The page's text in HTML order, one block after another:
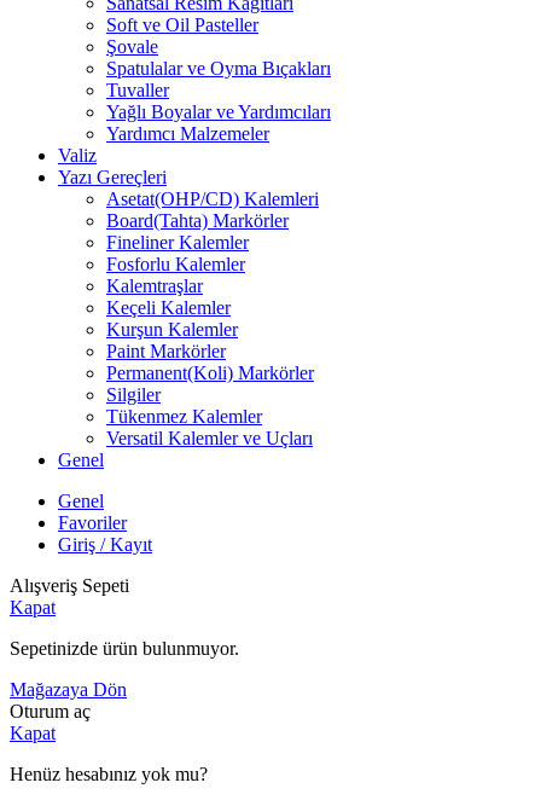
Soft ve Oil Pasteller
Şovale
Spatulalar ve Oyma Bıçakları
Tuvaller
Yağlı Boyalar ve Yardımcıları
Yardımcı Malzemeler
Valiz
Yazı Gereçleri
Asetat(OHP/CD) Kalemleri
Board(Tahta) Markörler
Fineliner Kalemler
Fosforlu Kalemler
Kalemtraşlar
Keçeli Kalemler
Kurşun Kalemler
Paint Markörler
Permanent(Koli) Markörler
Silgiler
Tükenmez Kalemler
Versatil Kalemler ve Uçları
Genel
Genel
Favoriler
Giriş / Kayıt
Alışveriş Sepeti
Kapat
Sepetinizde ürün bulunmuyor.
Mağazaya Dön
Oturum aç
Kapat
Henüz hesabınız yok mu?